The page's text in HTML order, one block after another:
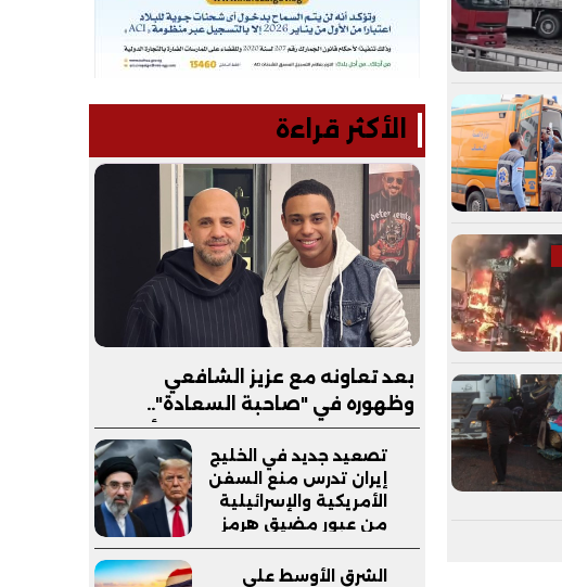
الأكثر قراءة
بعد تعاونه مع عزيز الشافعي
وظهوره في "صاحبة السعادة"..
إبراهيم صبري يستعد لإطلاق ألبوم
"كلام"
تصعيد جديد في الخليج
إيران تدرس منع السفن
الأمريكية والإسرائيلية
من عبور مضيق هرمز
وترامب يدعم وزير
دفاعه
الشرق الأوسط على